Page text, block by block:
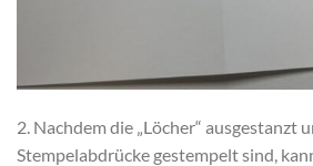
2. Nachdem die „Löcher“ ausgestanzt
Stempelabdrücke gestempelt sind,